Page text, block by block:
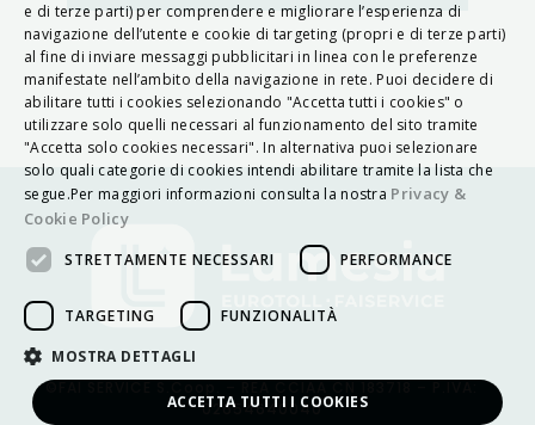
©FAI SERVICE S.Coop. – REA CCIAA CN 183718 – P.IVA:
02654640040
ENGLISH
FRENCH
HUNGARIAN
DEUTSCH
POLSKI
PORTUGUÊS
e di terze parti) per comprendere e migliorare l’esperienza di
navigazione dell’utente e cookie di targeting (propri e di terze parti)
al fine di inviare messaggi pubblicitari in linea con le preferenze
manifestate nell’ambito della navigazione in rete. Puoi decidere di
abilitare tutti i cookies selezionando "Accetta tutti i cookies" o
utilizzare solo quelli necessari al funzionamento del sito tramite
"Accetta solo cookies necessari". In alternativa puoi selezionare
solo quali categorie di cookies intendi abilitare tramite la lista che
segue.Per maggiori informazioni consulta la nostra Privacy &
Cookie Policy
STRETTAMENTE NECESSARI PERFORMANCE
TARGETING FUNZIONALITÀ
MOSTRA DETTAGLI
ACCETTA TUTTI I COOKIES